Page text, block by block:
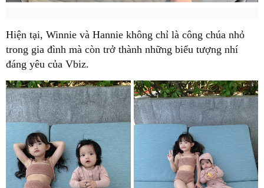
Hiện tại, Winnie và Hannie không chỉ là công chúa nhỏ
trong gia đình mà còn trở thành những biểu tượng nhí
đáng yêu của Vbiz.